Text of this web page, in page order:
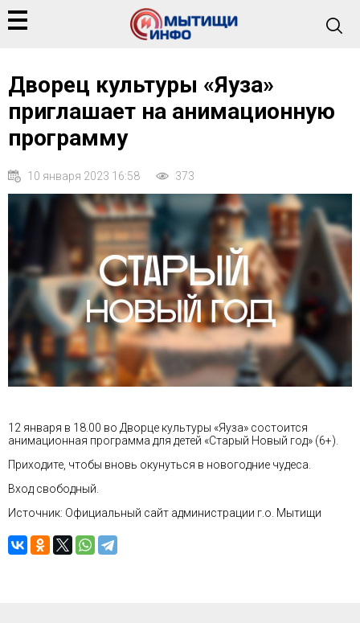
Дворец культуры «Яуза»
приглашает на анимационную
программу
10 января 2023 16:58 373
12 января в 18.00 во Дворце культуры «Яуза» состоится
анимационная программа для детей «Старый Новый год» (6+).
Приходите, чтобы вновь окунуться в новогодние чудеса.
Вход свободный.
Источник: Официальный сайт администрации г.о. Мытищи